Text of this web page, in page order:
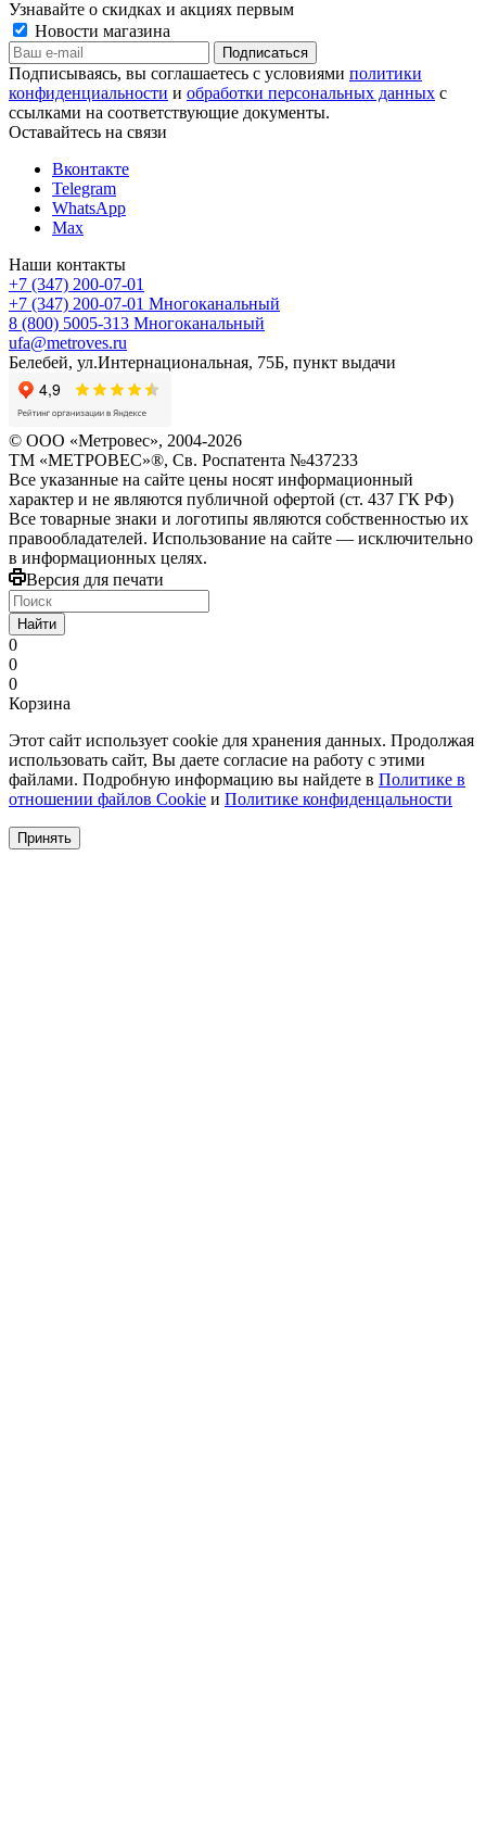
Узнавайте о скидках и акциях первым
Новости магазина
Подписываясь, вы соглашаетесь с условиями политики
конфиденциальности и обработки персональных данных с
ссылками на соответствующие документы.
Оставайтесь на связи
Вконтакте
Telegram
WhatsApp
Max
Наши контакты
+7 (347) 200-07-01
+7 (347) 200-07-01 Многоканальный
8 (800) 5005-313 Многоканальный
ufa@metroves.ru
Белебей, ул.Интернациональная, 75Б, пункт выдачи
© ООО «Метровес», 2004-2026
ТМ «МЕТРОВЕС»®, Св. Роспатента №4​3​7​2​3​3
Все указанные на сайте цены носят информационный
характер и не являются публичной офертой (ст. 437 ГК РФ)
Все товарные знаки и логотипы являются собственностью их
правообладателей. Использование на сайте — исключительно
в информационных целях.
Версия для печати
Найти
0
0
0
Корзина
Этот сайт использует cookie для хранения данных. Продолжая
использовать сайт, Вы даете согласие на работу с этими
файлами. Подробную информацию вы найдете в Политике в
отношении файлов Cookie и Политике конфиденцальности
Принять